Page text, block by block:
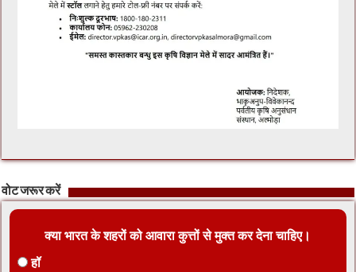
वोट जरूर करें
क्या भारत के शहरों को आवारा कुत्तों से मुक्त कर देना चाहिए।
हॉ